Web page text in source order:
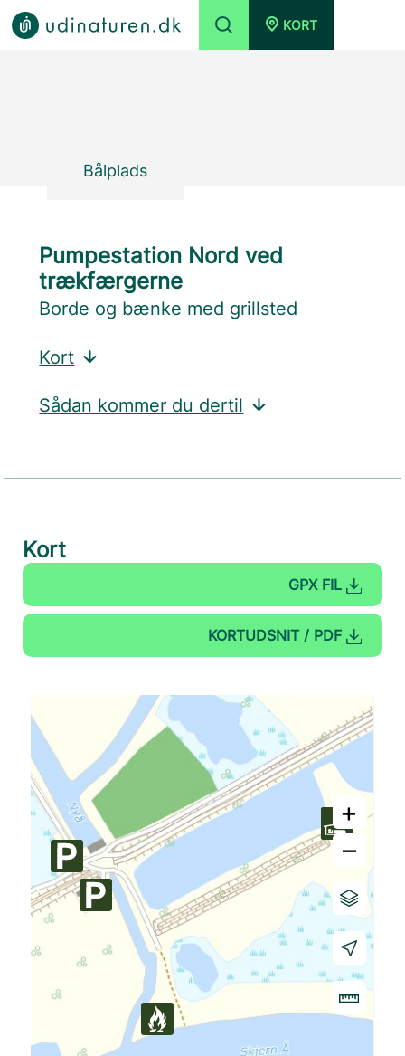
KORT
Bålplads
Pumpestation Nord ved
trækfærgerne
Borde og bænke med grillsted
Kort
Sådan kommer du dertil
Kort
GPX FIL
KORTUDSNIT / PDF
+
–